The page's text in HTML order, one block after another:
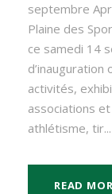
septembre
Plaine des
ce samedi 14
activités,
associations
athlétisme, tir...
READ